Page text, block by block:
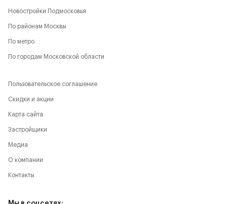
Новостройки Подмосковья
По районам Москвы
По метро
По городам Московской области
Пользовательское соглашение
Скидки и акции
Карта сайта
Застройщики
Медиа
О компании
Контакты